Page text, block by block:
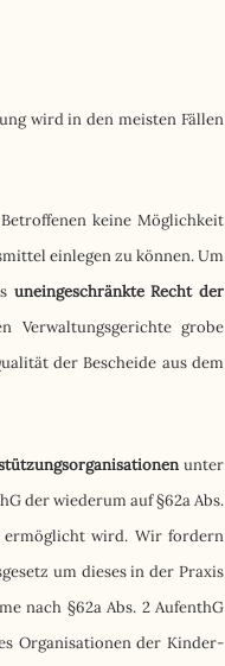
wird in den meisten Fällen
keine Möglichkeit
einlegen zu können. Um
uneingeschränkte Recht der
Verwaltungsgerichte grobe
der Bescheide aus dem
unter
der wiederum auf §62a Abs.
ermöglicht wird. Wir fordern
um dieses in der Praxis
nach §62a Abs. 2 AufenthG
Organisationen der Kinder-